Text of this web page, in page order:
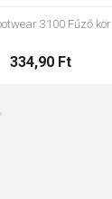
3900 cipőtisztító
663,00 Ft